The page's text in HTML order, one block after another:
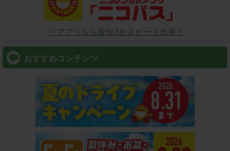
⇒ アプリなら最短3分スピード出発！
おすすめコンテンツ